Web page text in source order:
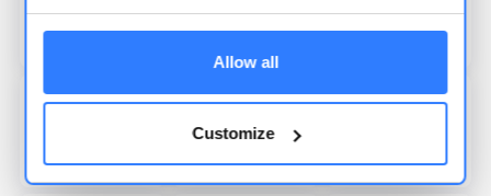
Allow all
Customize